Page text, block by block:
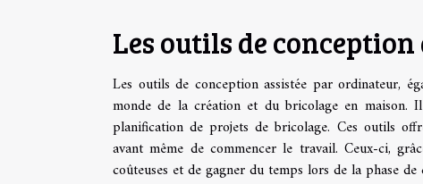
Les outils de
Les outils de conception assistée par ordinateur,
monde de la création et du bricolage en maison.
planification de projets de bricolage. Ces outils
avant même de commencer le travail. Ceux-ci,
coûteuses et de gagner du temps lors de la phase